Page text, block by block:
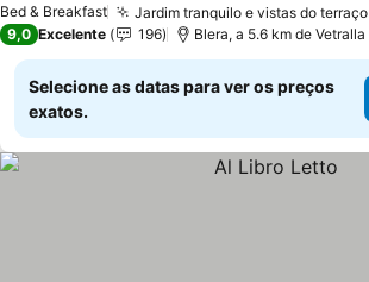
Bed & Breakfast Jardim tranquilo e vistas do terraço
9,0 Excelente 196 Blera, a 5.6 km de Vetralla
Selecione as datas para ver os preços
exatos.